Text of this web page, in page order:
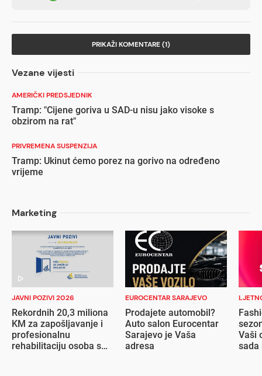
PRIKAŽI KOMENTARE (1)
Vezane vijesti
AMERIČKI PREDSJEDNIK
Tramp: "Cijene goriva u SAD-u nisu jako visoke s
obzirom na rat"
PRIVREMENA SUSPENZIJA
Tramp: Ukinut ćemo porez na gorivo na određeno
vrijeme
Marketing
JAVNI POZIVI 2026
Rekordnih 20,3 miliona
KM za zapošljavanje i
profesionalnu
rehabilitaciju osoba s
EUROCENTAR SARAJEVO
Prodajete automobil?
Auto salon Eurocentar
Sarajevo je Vaša
adresa
Vaši
sada